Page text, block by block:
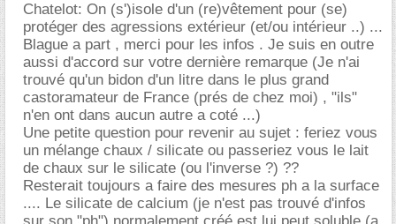
Chatelot: On (s')isole d'un (re)vêtement pour (se)
protéger des agressions extérieur (et/ou intérieur ..) ...
Blague a part , merci pour les infos . Je suis en outre
aussi d'accord sur votre dernière remarque (Je n'ai
trouvé qu'un bidon d'un litre dans le plus grand
castoramateur de France (prés de chez moi) , "ils"
n'en ont dans aucun autre a coté ...)
Une petite question pour revenir au sujet : feriez vous
un mélange chaux / silicate ou passeriez vous le lait
de chaux sur le silicate (ou l'inverse ?) ??
Resterait toujours a faire des mesures ph a la surface
.... Le silicate de calcium (je n'est pas trouvé d'infos